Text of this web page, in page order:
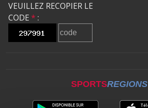
VEUILLEZ RECOPIER LE
CODE * :
SPORTSREGIONS